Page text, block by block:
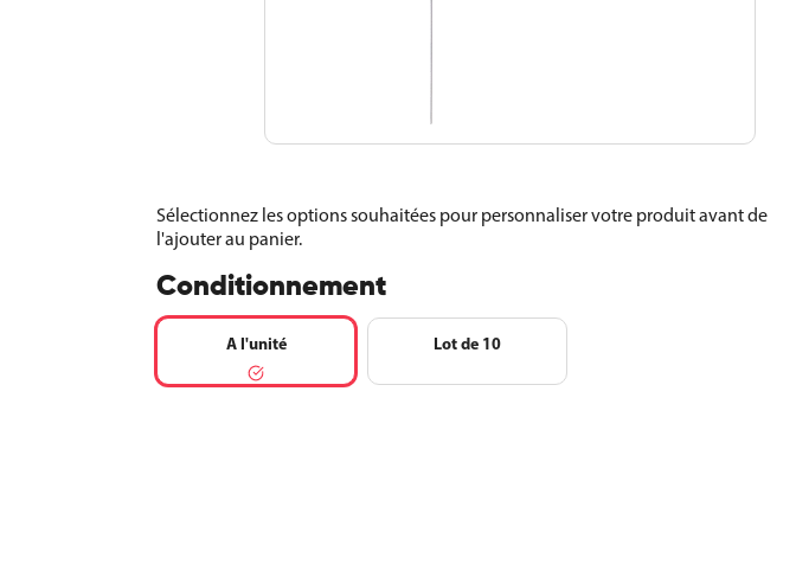
Sélectionnez les options souhaitées pour personnaliser votre produit avant de
l'ajouter au panier.
Conditionnement
A l'unité Lot de 10